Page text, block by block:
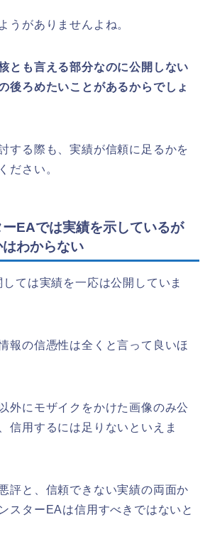
うがありませんよね。
とも言える部分なのに公開しない
後ろめたいことがあるからでしょ
する際も、実績が信頼に足るかを
ださい。
EAでは実績を示しているが
わからない
しては実績を一応は公開していま
報の信憑性は全くと言って良いほ
外にモザイクをかけた画像のみ公
信用するには足りないといえま
評と、信頼できない実績の両面か
スターEAは信用すべきではないと